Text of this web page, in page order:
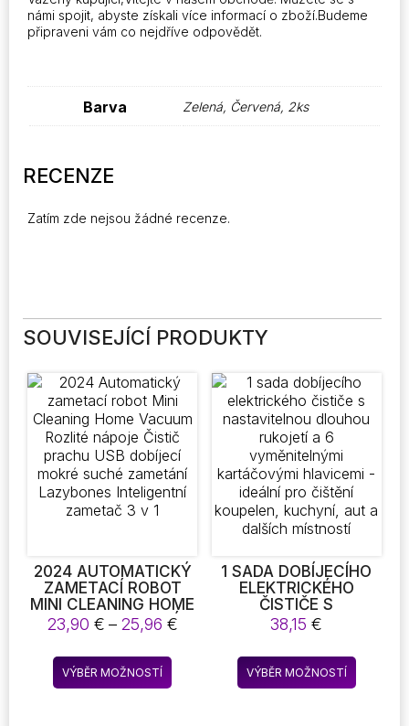
námi spojit, abyste získali více informací o zboží.Budeme
připraveni vám co nejdříve odpovědět.
Barva Zelená, Červená, 2ks
RECENZE
Zatím zde nejsou žádné recenze.
SOUVISEJÍCÍ PRODUKTY
2024 AUTOMATICKÝ
ZAMETACÍ ROBOT
MINI CLEANING HOME
VACUUM ROZLITÉ
NÁPOJE ČISTIČ
PRACHU USB
DOBÍJECÍ MOKRÉ
SUCHÉ ZAMETÁNÍ
23,90€ – 25,96€
VÝBĚR MOŽNOSTÍ
Tento
produkt
1 SADA DOBÍJECÍHO
ELEKTRICKÉHO
ČISTIČE S
NASTAVITELNOU
DLOUHOU RUKOJETÍ
A 6 VYMĚNITELNÝMI
KARTÁČOVÝMI
HLAVICEMI – IDEÁLNÍ
38,15€
VÝBĚR MOŽNOSTÍ
Tento
produkt